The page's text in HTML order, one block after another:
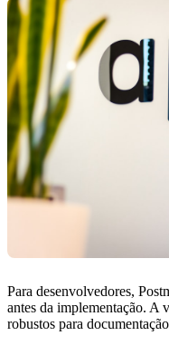
Para desenvolvedores,
antes da implementação. A
robustos para